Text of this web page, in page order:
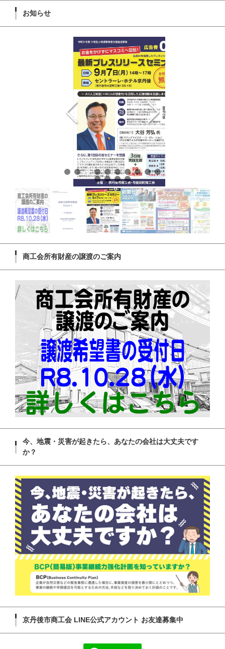
お知らせ
商工会所有財産の譲渡のご案内
今、地震・災害が起きたら、あなたの会社は大丈夫です
か？
京丹後市商工会 LINE公式アカウント お友達募集中